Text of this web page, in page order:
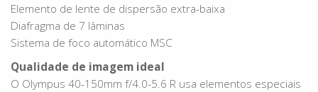
Elemento de lente de dispersão extra-baixa
Diafragma de 7 lâminas
Sistema de foco automático MSC
Qualidade de imagem ideal
O Olympus 40-150mm f/4.0-5.6 R usa elementos especiais